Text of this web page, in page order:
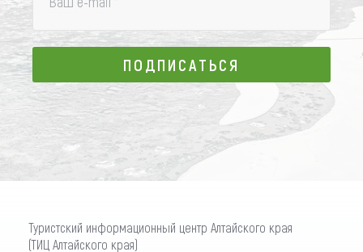
ПОДПИСАТЬСЯ
ПОДПИСАТЬСЯ
Туристский информационный центр Алтайского края
(ТИЦ Алтайского края)